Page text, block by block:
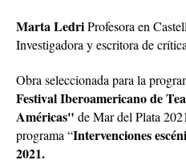
Marta LedriProfesora en
Investigadora y escritora de
Obra seleccionada para la
Festival Iberoamericano de
Américas" de Mar del Plata
programa “Intervenciones
2021.